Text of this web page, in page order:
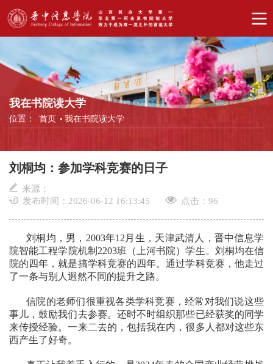
我在书院读大学
位置： 首页 我在书院读大学
刘桐均：参加学科竞赛的日子
来源：
发布时间：2026-06-12 16:13:45
点击： 96
刘桐均，男，2003年12月生，天津武清人，晋中信息学
院智能工程学院机制2203班（上河书院）学生。刘桐均在信
院的四年，就是搞学科竞赛的四年。通过学科竞赛，他走过
了一条与别人迥然不同的提升之路。
信院的老师们很重视各类学科竞赛，经常对我们说这些
事儿，鼓励我们去参赛。还时不时组织那些已经获奖的同学
来传授经验。一来二去的，包括我在内，很多人都对这些东
西产生了好奇。